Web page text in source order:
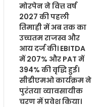
मोरपेन ने वित्त वर्ष
2027 की पहली
तिमाही में अब तक का
उच्चतम राजस्व और
आय दर्ज की। EBITDA
में 207% और PAT में
394% की वृद्धि हुई।
सीडीएमओ कार्यक्रम ने
पुरंतया व्यावसायीक
चरण में प्रवेश किया।